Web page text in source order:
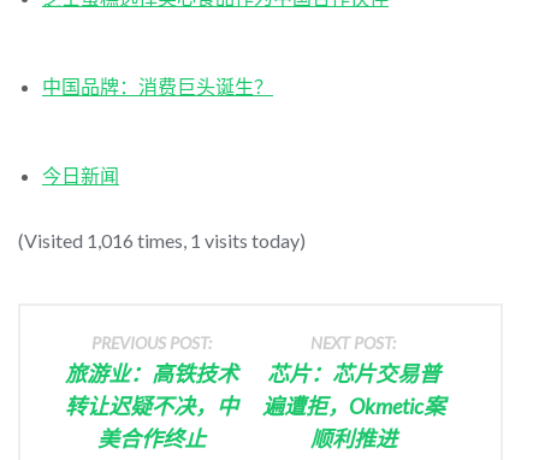
中国品牌：消费巨头诞生？
今日新闻
(Visited 1,016 times, 1 visits today)
PREVIOUS POST:
旅游业：高铁技术
转让迟疑不决，中
美合作终止
NEXT POST:
芯片：芯片交易普
遍遭拒，Okmetic案
顺利推进